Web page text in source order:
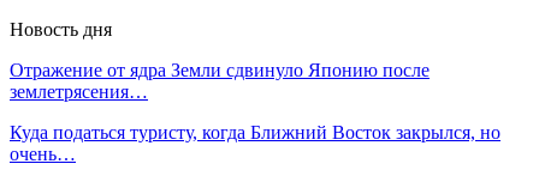
Новость дня
Отражение от ядра Земли сдвинуло Японию после
землетрясения…
Куда податься туристу, когда Ближний Восток закрылся, но
очень…